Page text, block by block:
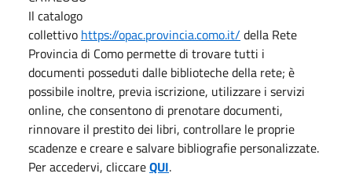
Il catalogo
collettivo https://opac.provincia.como.it/ della Rete
Provincia di Como permette di trovare tutti i
documenti posseduti dalle biblioteche della rete; è
possibile inoltre, previa iscrizione, utilizzare i servizi
online, che consentono di prenotare documenti,
rinnovare il prestito dei libri, controllare le proprie
scadenze e creare e salvare bibliografie personalizzate.
Per accedervi, cliccareQUI.